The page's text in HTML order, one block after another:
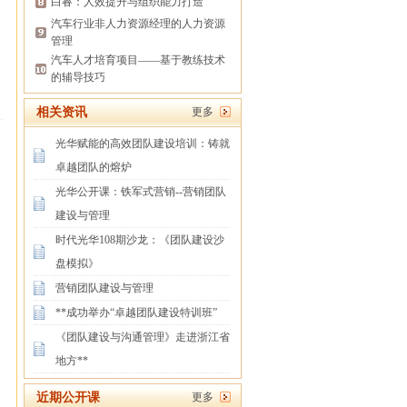
汽车行业非人力资源经理的人力资源
管理
汽车人才培育项目——基于教练技术
的辅导技巧
相关资讯 更多
光华赋能的高效团队建设培训：铸就
卓越团队的熔炉
光华公开课：铁军式营销--营销团队
建设与管理
时代光华108期沙龙：《团队建设沙
盘模拟》
营销团队建设与管理
**成功举办“卓越团队建设特训班”
《团队建设与沟通管理》走进浙江省
地方**
近期公开课 更多